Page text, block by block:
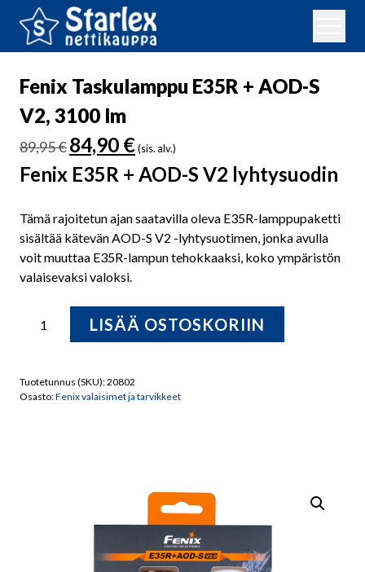
Fenix Taskulamppu E35R + AOD-S
V2, 3100 lm
89,95€ Alkuperäinen
hinta
oli:
84,90 €Nykyinen
hinta
on:
(sis. alv.)
Fenix E35R + AOD-S V2 lyhtysuodin
Tämä rajoitetun ajan saatavilla oleva E35R-lamppupaketti
sisältää kätevän AOD-S V2 -lyhtysuotimen, jonka avulla
voit muuttaa E35R-lampun tehokkaaksi, koko ympäristön
valaisevaksi valoksi.
Taskulamppu
AOD-
LISÄÄ OSTOSKORIIN
Tuotetunnus (SKU):20802
Osasto:Fenix valaisimet ja tarvikkeet